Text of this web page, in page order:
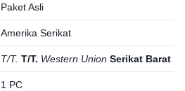
Paket Asli
Amerika Serikat
T/T. T/T. Western Union Serikat Barat
1 PC